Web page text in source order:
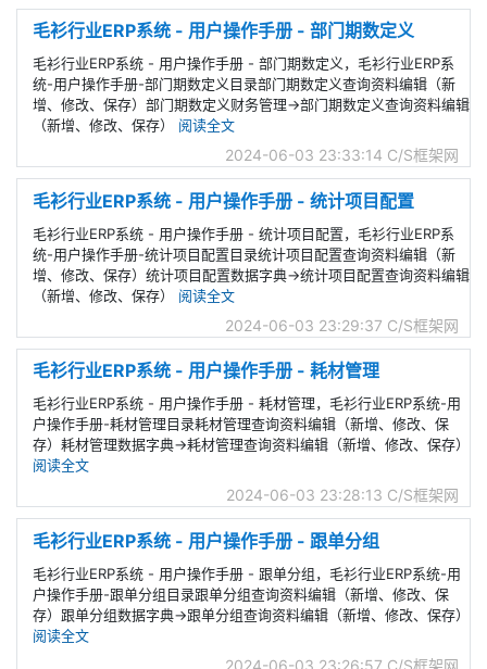
毛衫行业ERP系统 - 用户操作手册 - 部门期数定义
毛衫行业ERP系统 - 用户操作手册 - 部门期数定义，毛衫行业ERP系
统-用户操作手册-部门期数定义目录部门期数定义查询资料编辑（新
增、修改、保存）部门期数定义财务管理->部门期数定义查询资料编辑
（新增、修改、保存） 阅读全文
2024-06-03 23:33:14 C/S框架网
毛衫行业ERP系统 - 用户操作手册 - 统计项目配置
毛衫行业ERP系统 - 用户操作手册 - 统计项目配置，毛衫行业ERP系
统-用户操作手册-统计项目配置目录统计项目配置查询资料编辑（新
增、修改、保存）统计项目配置数据字典->统计项目配置查询资料编辑
（新增、修改、保存） 阅读全文
2024-06-03 23:29:37 C/S框架网
毛衫行业ERP系统 - 用户操作手册 - 耗材管理
毛衫行业ERP系统 - 用户操作手册 - 耗材管理，毛衫行业ERP系统-用
户操作手册-耗材管理目录耗材管理查询资料编辑（新增、修改、保
存）耗材管理数据字典->耗材管理查询资料编辑（新增、修改、保存）
阅读全文
2024-06-03 23:28:13 C/S框架网
毛衫行业ERP系统 - 用户操作手册 - 跟单分组
毛衫行业ERP系统 - 用户操作手册 - 跟单分组，毛衫行业ERP系统-用
户操作手册-跟单分组目录跟单分组查询资料编辑（新增、修改、保
存）跟单分组数据字典->跟单分组查询资料编辑（新增、修改、保存）
阅读全文
2024-06-03 23:26:57 C/S框架网